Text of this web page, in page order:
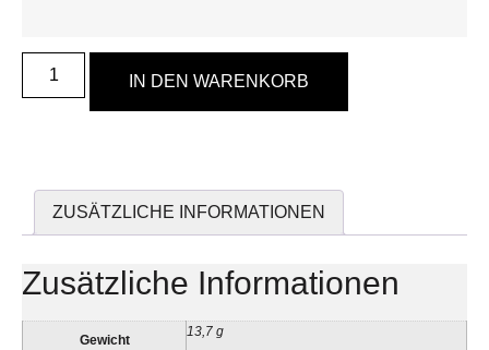
IN DEN WARENKORB
ZUSÄTZLICHE INFORMATIONEN
Zusätzliche Informationen
Gewicht
13,7 g